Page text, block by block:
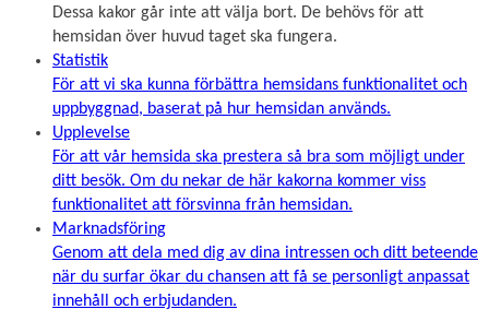
Dessa kakor går inte att välja bort. De behövs för att
hemsidan över huvud taget ska fungera.
Statistik
För att vi ska kunna förbättra hemsidans funktionalitet och
uppbyggnad, baserat på hur hemsidan används.
Upplevelse
För att vår hemsida ska prestera så bra som möjligt under
ditt besök. Om du nekar de här kakorna kommer viss
funktionalitet att försvinna från hemsidan.
Marknadsföring
Genom att dela med dig av dina intressen och ditt beteende
när du surfar ökar du chansen att få se personligt anpassat
innehåll och erbjudanden.